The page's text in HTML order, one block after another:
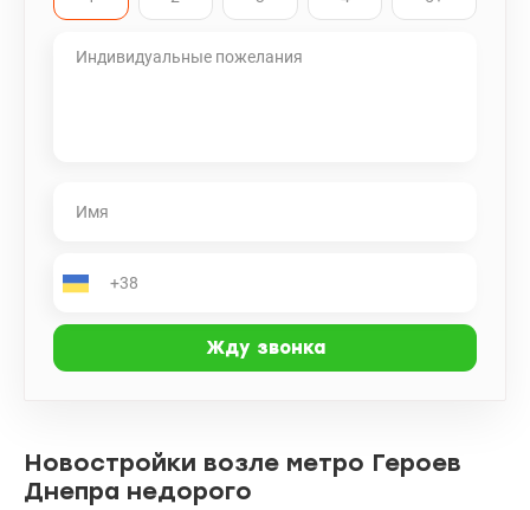
Новостройки возле метро Героев
Днепра недорого